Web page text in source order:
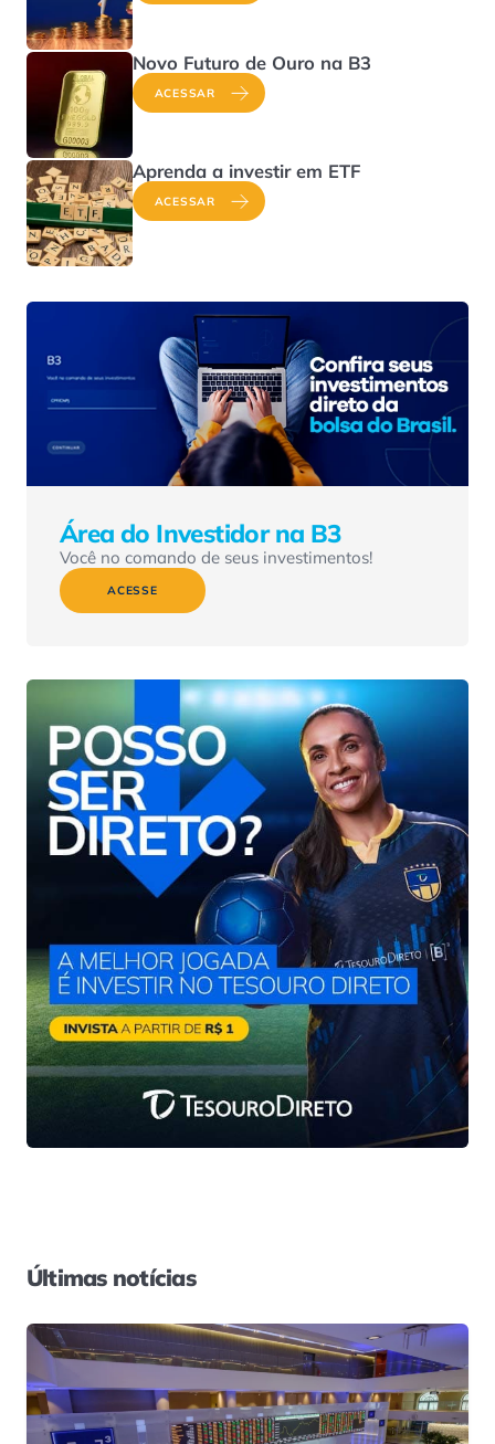
Novo Futuro de Ouro na B3
ACESSAR
Aprenda a investir em ETF
ACESSAR
Área do Investidor na B3
Você no comando de seus investimentos!
ACESSE
Últimas notícias